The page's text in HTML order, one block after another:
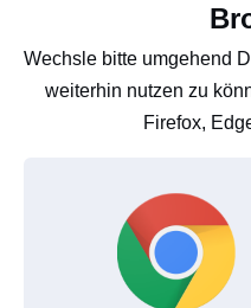
Wechsle bitte umgehend
weiterhin nutzen zu
Firefox,